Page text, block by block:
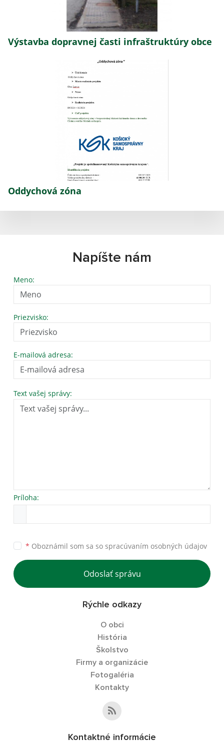
Výstavba dopravnej časti infraštruktúry obce
Oddychová zóna
Napíšte nám
Meno:
Priezvisko:
E-mailová adresa:
Text vašej správy:
Príloha:
* Oboznámil som sa so spracúvaním osobných údajov
Odoslať správu
Rýchle odkazy
O obci
História
Školstvo
Firmy a organizácie
Fotogaléria
Kontakty
Kontaktné informácie